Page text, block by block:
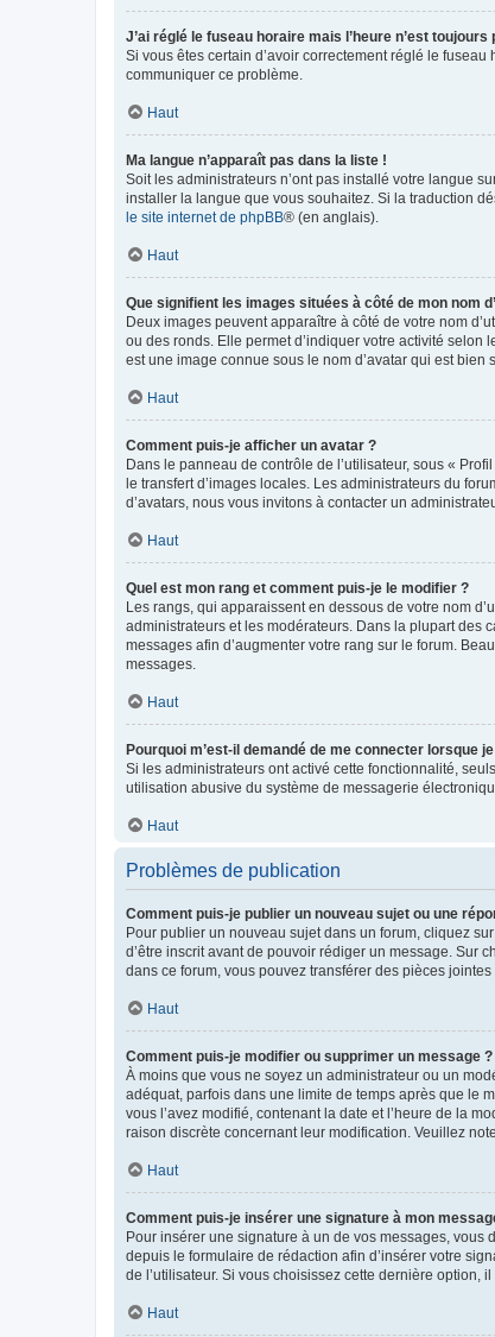
J’ai réglé le fuseau horaire mais l’heure n’est
Si vous êtes certain d’avoir correctement réglé le
communiquer ce problème.
Haut
Ma langue n’apparaît pas dans la liste !
Soit les administrateurs n’ont pas installé votre langue
installer la langue que vous souhaitez. Si la traduction
le site internet de phpBB® (en anglais).
Haut
Que signifient les images situées à côté de mon nom
Deux images peuvent apparaître à côté de votre nom
ou des ronds. Elle permet d’indiquer votre activité selon
est une image connue sous le nom d’avatar qui est
Haut
Comment puis-je afficher un avatar ?
Dans le panneau de contrôle de l’utilisateur, sous «
le transfert d’images locales. Les administrateurs du
d’avatars, nous vous invitons à contacter un
Haut
Quel est mon rang et comment puis-je le modifier ?
Les rangs, qui apparaissent en dessous de votre nom
administrateurs et les modérateurs. Dans la plupart des
messages afin d’augmenter votre rang sur le forum.
messages.
Haut
Pourquoi m’est-il demandé de me connecter lorsque
Si les administrateurs ont activé cette fonctionnalité,
utilisation abusive du système de messagerie
Haut
Problèmes de publication
Comment puis-je publier un nouveau sujet ou une
Pour publier un nouveau sujet dans un forum, cliquez
d’être inscrit avant de pouvoir rédiger un message. Sur
dans ce forum, vous pouvez transférer des pièces jointes
Haut
Comment puis-je modifier ou supprimer un message ?
À moins que vous ne soyez un administrateur ou un
adéquat, parfois dans une limite de temps après que le
vous l’avez modifié, contenant la date et l’heure de la
raison discrète concernant leur modification. Veuillez
Haut
Comment puis-je insérer une signature à mon
Pour insérer une signature à un de vos messages, vous
depuis le formulaire de rédaction afin d’insérer votre
de l’utilisateur. Si vous choisissez cette dernière option,
Haut